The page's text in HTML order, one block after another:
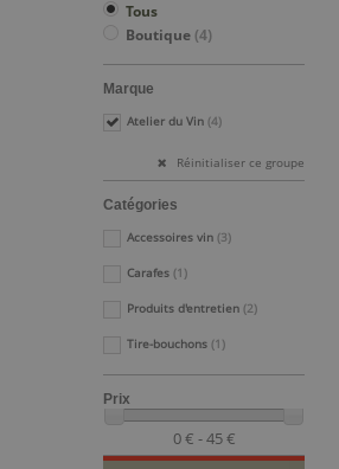
Tous
Boutique (4)
Marque
Atelier du Vin (4)
Réinitialiser ce groupe
Catégories
Accessoires vin (3)
Carafes (1)
Produits d'entretien (2)
Tire-bouchons (1)
Prix
0 € - 45 €